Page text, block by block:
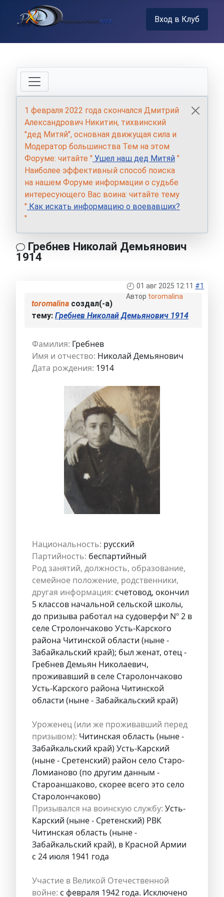
Вход в Клуб
1 февраля 2022 года скончался Дмитрий
Александрович Никитин, тихвинский
"дед Митяй", основная движущая сила и
Модератор большинства Тем на этом
Форуме: читайте " Ушел наш дед Митяй "
Наиболее эффективный способ поиска
на нашем Форуме информации о судьбе
интересующего Вас воина: читайте тему
" Как искать информацию о воевавших?
"
Гребнев Николай Демьянович
1914
01 авг 2025 12:11 #1
Автор toromalina
toromalina создал(-а)
тему: Гребнев Николай Демьянович 1914
Фамилия: Гребнев
Имя и отчество: Николай Демьянович
Дата рождения: 1914
Национальность: русский
Партийность: беспартийный
Род занятий, должность, образование,
семейное положение, родственники,
другая информация: счетовод, окончил
5 классов начальной сельской школы,
до призыва работал на судоверфи Nº 2 в
селе Стролончаково Усть-Карского
района Читинской области (ныне -
Забайкальский край); был женат, отец -
Гребнев Демьян Николаевич,
проживавший в селе Старолончаково
Усть-Карского района Читинской
области (ныне - Забайкальский край)
Уроженец (или же проживавший перед
призывом): Читинская область (ныне -
Забайкальский край) Усть-Карский
(ныне - Сретенский) район село Старо-
Ломианово (по другим данным -
Староаншаково, скорее всего это село
Старолончаково)
Призывался на воинскую службу: Усть-
Карский (ныне - Сретенский) РВК
Читинская область (ныне -
Забайкальский край), в Красной Армии
с 24 июля 1941 года
Участие в Великой Отечественной
войне: с февраля 1942 года. Исключено